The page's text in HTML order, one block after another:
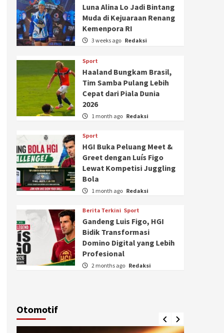
Luna Alina Lo Jadi Bintang
Muda di Kejuaraan Renang
Kemenpora RI
3 weeks ago Redaksi
Sport
Haaland Bungkam Brasil,
Tim Samba Pulang Lebih
Cepat dari Piala Dunia
2026
1 month ago Redaksi
Sport
HGI Buka Peluang Meet &
Greet dengan Luís Figo
Lewat Kompetisi Juggling
Bola
1 month ago Redaksi
Berita Terkini Sport
Gandeng Luis Figo, HGI
Bidik Transformasi
Domino Digital yang Lebih
Profesional
2 months ago Redaksi
Otomotif